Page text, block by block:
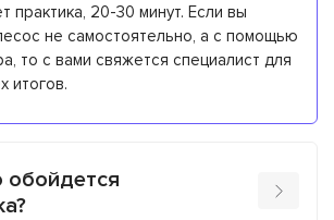
практика, 20-30 минут. Если вы
не самостоятельно, а с помощью
то с вами свяжется специалист для
итогов.
обойдется